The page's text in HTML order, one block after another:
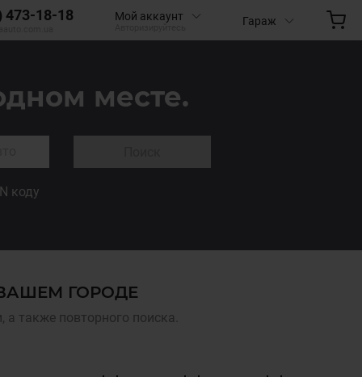
473-18-18 Мой аккаунт Гараж
месте.
коду
ГОРОДЕ
также повторного поиска.